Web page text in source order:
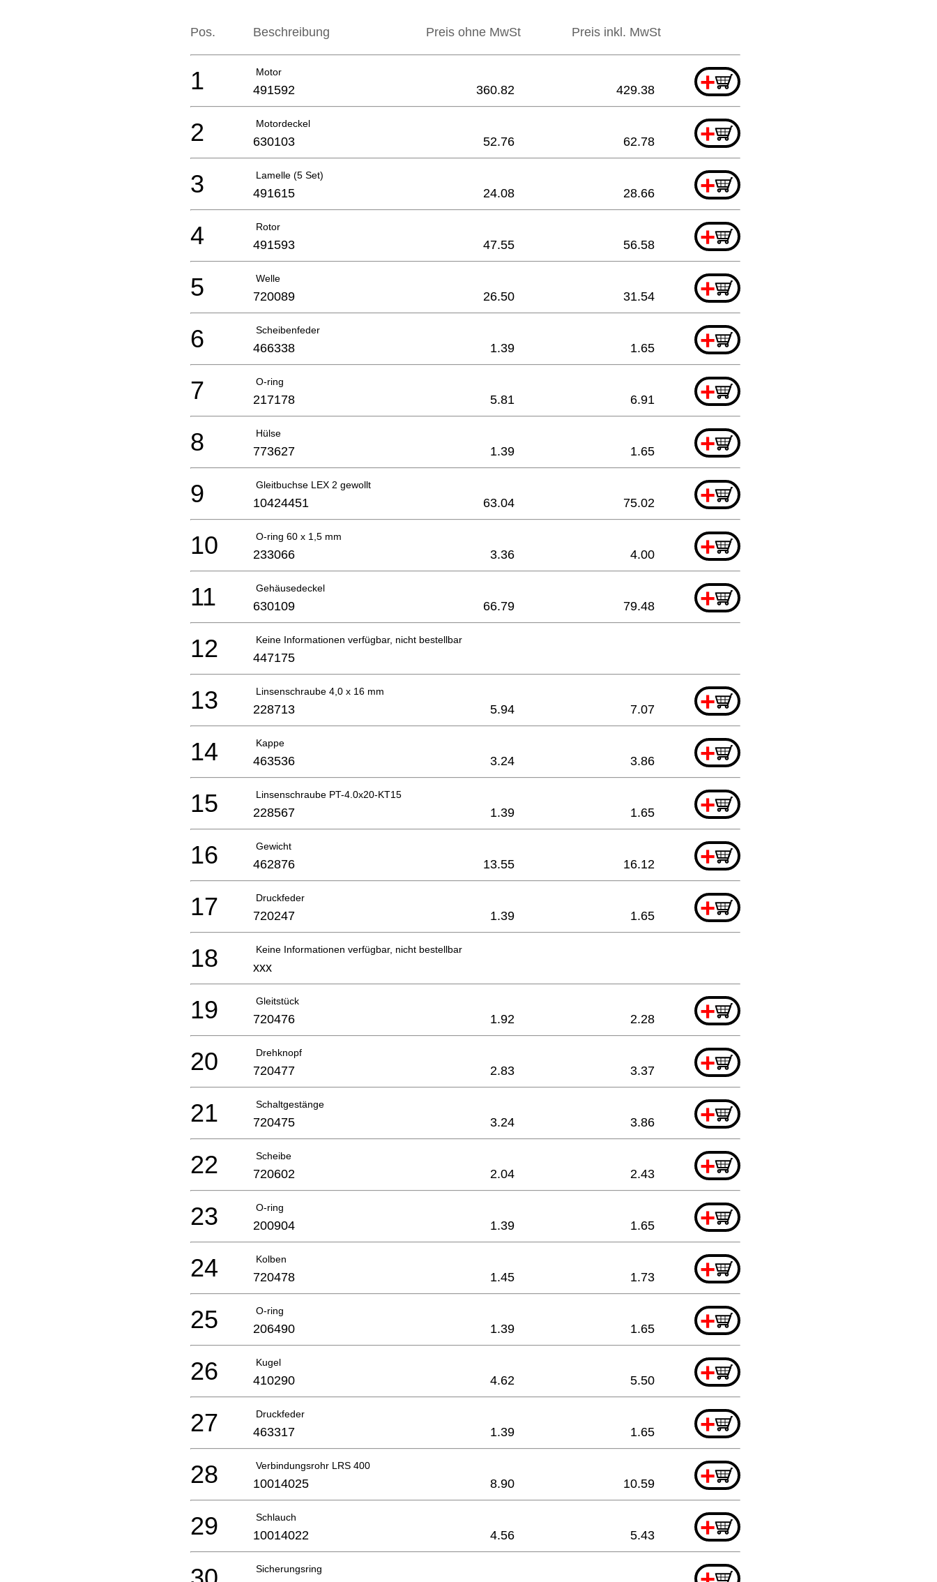
Pos. Beschreibung Preis ohne MwSt Preis inkl. MwSt
Motor +
1 491592 360.82 429.38
Motordeckel +
2 630103 52.76 62.78
Lamelle (5 Set) +
3 491615 24.08 28.66
Rotor +
4 491593 47.55 56.58
Welle +
5 720089 26.50 31.54
Scheibenfeder +
6 466338 1.39 1.65
O-ring +
7 217178 5.81 6.91
Hülse +
8 773627 1.39 1.65
Gleitbuchse LEX 2 gewollt +
9 10424451 63.04 75.02
O-ring 60 x 1,5 mm +
10 233066 3.36 4.00
Gehäusedeckel +
11 630109 66.79 79.48
Keine Informationen verfügbar, nicht bestellbar
12 447175
Linsenschraube 4,0 x 16 mm +
13 228713 5.94 7.07
Kappe +
14 463536 3.24 3.86
Linsenschraube PT-4.0x20-KT15 +
15 228567 1.39 1.65
Gewicht +
16 462876 13.55 16.12
Druckfeder +
17 720247 1.39 1.65
Keine Informationen verfügbar, nicht bestellbar
18 xxx
Gleitstück +
19 720476 1.92 2.28
Drehknopf +
20 720477 2.83 3.37
Schaltgestänge +
21 720475 3.24 3.86
Scheibe +
22 720602 2.04 2.43
O-ring +
23 200904 1.39 1.65
Kolben +
24 720478 1.45 1.73
O-ring +
25 206490 1.39 1.65
Kugel +
26 410290 4.62 5.50
Druckfeder +
27 463317 1.39 1.65
Verbindungsrohr LRS 400 +
28 10014025 8.90 10.59
Schlauch +
29 10014022 4.56 5.43
Sicherungsring